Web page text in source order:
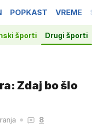
POPKAST VREME
športi Drugi športi
Zdaj bo šlo
8